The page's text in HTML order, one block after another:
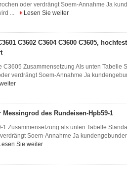
oder verdrängt Soem-Annahme Ja
...
Lesen Sie weiter
C3602 C3604 C3600 C3605,
Zusammensetzung Als unten Tabelle
verdrängt Soem-Annahme Ja
des Rundeisen-Hpb59-1
Zusammensetzung als unten Tabelle
Soem-Annahme Ja
Sie weiter